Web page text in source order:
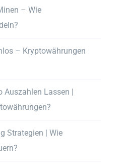
– Wie
– Kryptowährungen
Auszahlen Lassen |
Strategien | Wie